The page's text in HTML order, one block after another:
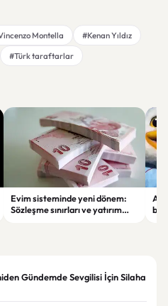
Montella
#Kenan Yıldız
#Türk taraftarlar
Evim sisteminde yeni dönem:
Sözleşme sınırları ve yatırım
Gündemde Sevgilisi İçin Silaha